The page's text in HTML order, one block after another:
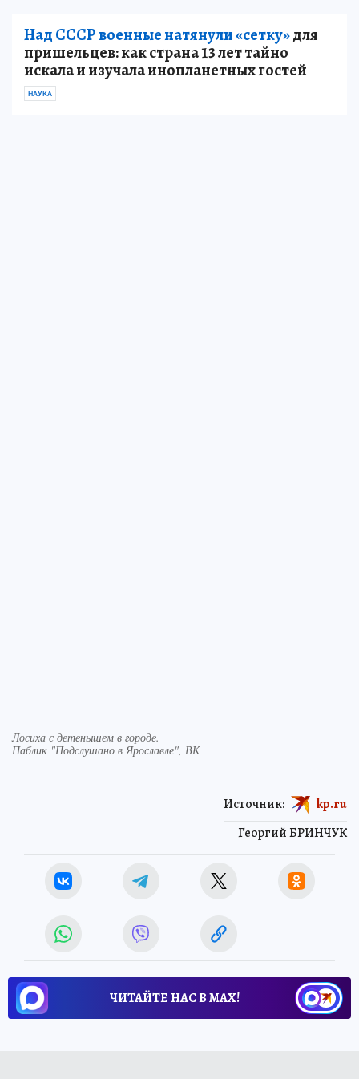
Над СССР военные натянули «сетку»для
пришельцев: как страна 13 лет тайно
искала и изучала инопланетных гостей
НАУКА
Лосиха с детенышем в городе.
Паблик "Подслушано в Ярославле", ВК
Георгий БРИНЧУК
Источник: kp.ru
ЧИТАЙТЕ НАС В МАХ!